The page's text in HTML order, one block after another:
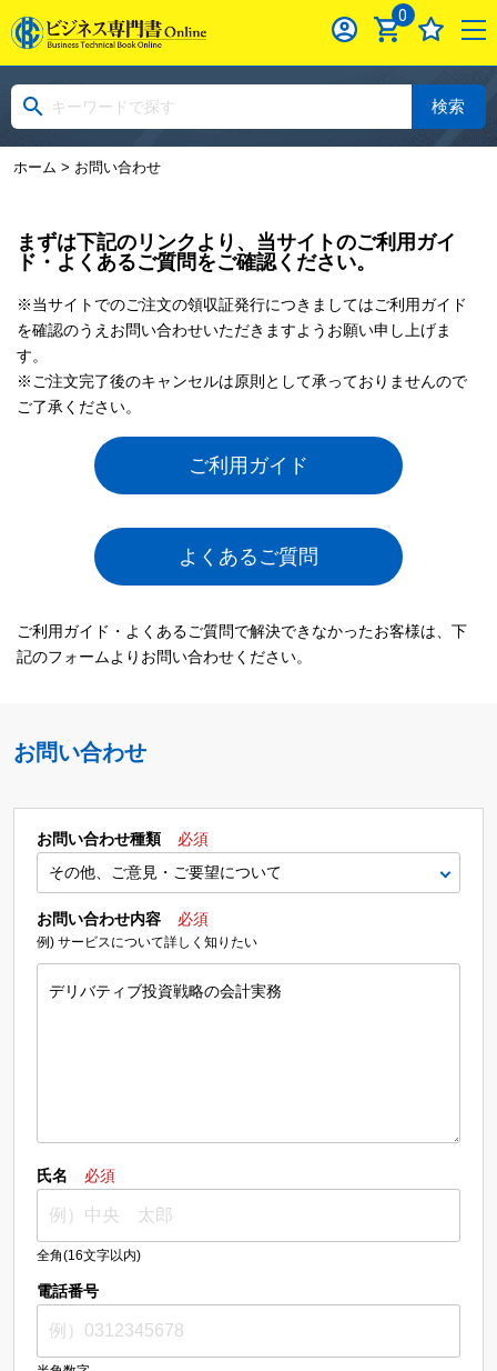
0
検索
ホーム > お問い合わせ
まずは下記のリンクより、当サイトのご利用ガイ
ド・よくあるご質問をご確認ください。
※当サイトでのご注文の領収証発行につきましてはご利用ガイド
を確認のうえお問い合わせいただきますようお願い申し上げま
す。
※ご注文完了後のキャンセルは原則として承っておりませんので
ご了承ください。
ご利用ガイド
よくあるご質問
ご利用ガイド・よくあるご質問で解決できなかったお客様は、下
記のフォームよりお問い合わせください。
お問い合わせ
お問い合わせ種類 必須
お問い合わせ内容 必須
例) サービスについて詳しく知りたい
氏名 必須
全角(16文字以内)
電話番号